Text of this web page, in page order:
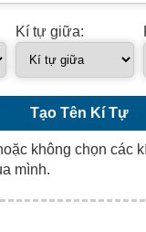
Kí tự giữa:
Tạo Tên Kí Tự
không chọn các
mình.